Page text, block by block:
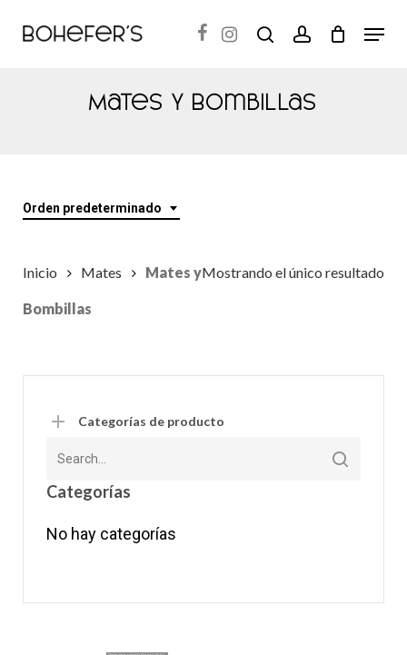
search accountMenu
Mates Y Bombillas
Orden predeterminado
Mostrando el único resultado
Inicio Mates Mates y
Bombillas
Categorías de producto
Categorías
No hay categorías